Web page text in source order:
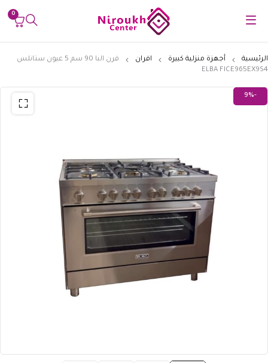
0
الرئيسية أجهزة منزلية كبيرة افران
فرن البا 90 سم 5 عيون ستانلس
ELBA FICE965EX9S4
-9%